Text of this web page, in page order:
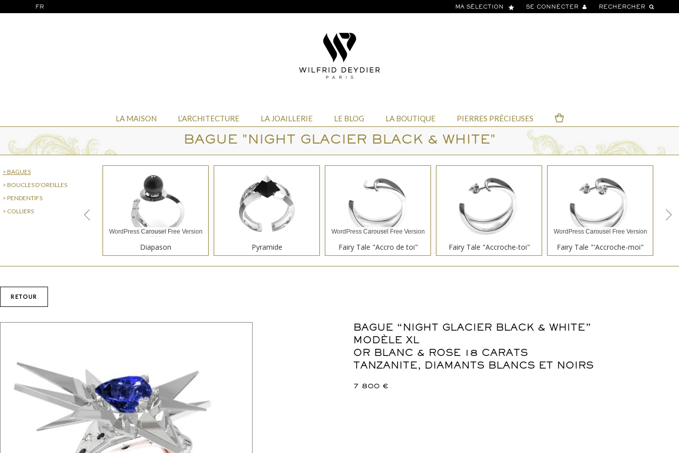
FR MA SÉLECTION star SE CONNECTER RECHERCHER
LA MAISON L’ARCHITECTURE LA JOAILLERIE LE BLOG LA BOUTIQUE PIERRES PRÉCIEUSES
BAGUE "NIGHT GLACIER BLACK & WHITE"
> BAGUES
> BOUCLES D'OREILLES
> PENDENTIFS
> COLLIERS
WordPress Carousel Free Version
Diapason Pyramide
WordPress Carousel Free Version
Fairy Tale "Accro de toi" Fairy Tale "Accroche-toi"
WordPress Carousel Free Version
Fairy Tale "'Accroche-moi"
WordPress Carousel Free Version
Winter "Glaçon" Winter "Fleur de Givre"
WordPress Carousel Free Version
RETOUR
BAGUE “NIGHT GLACIER BLACK & WHITE”
MODÈLE XL
OR BLANC & ROSE 18 CARATS
TANZANITE, DIAMANTS BLANCS ET NOIRS
7 800 €